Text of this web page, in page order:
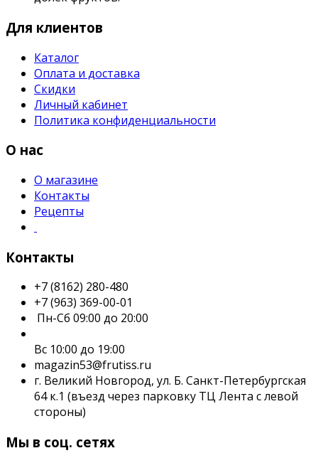
Для клиентов
Каталог
Оплата и доставка
Скидки
Личный кабинет
Политика конфиденциальности
О нас
О магазине
Контакты
Рецепты
Контакты
+7 (8162) 280-480
+7 (963) 369-00-01
Пн-Сб 09:00 до 20:00
Вс 10:00 до 19:00
magazin53@frutiss.ru
г. Великий Новгород, ул. Б. Санкт-Петербургская
64 к.1 (въезд через парковку ТЦ Лента с левой
стороны)
Мы в соц. сетях